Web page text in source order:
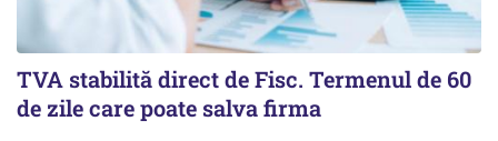
TVA stabilită direct de Fisc. Termenul de 60
de zile care poate salva firma